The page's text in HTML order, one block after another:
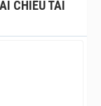
CHIÊU TÀI